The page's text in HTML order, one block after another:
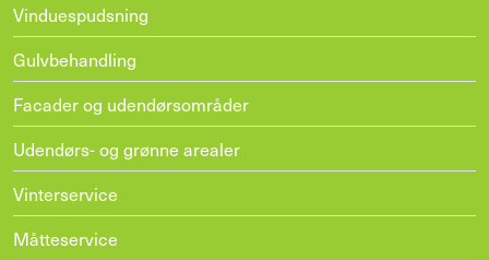
Vinduespudsning
Gulvbehandling
Facader og udendørsområder
Udendørs- og grønne arealer
Vinterservice
Måtteservice